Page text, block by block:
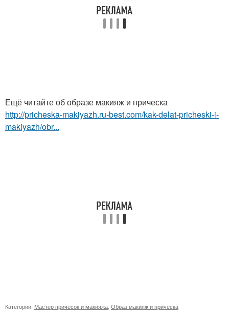
Ещё читайте об образе макияж и прическа
http://pricheska-makiyazh.ru-best.com/kak-delat-pricheski-i-
makiyazh/obr...
Категории: Мастер причесок и макияжа Образ макияж и прическа